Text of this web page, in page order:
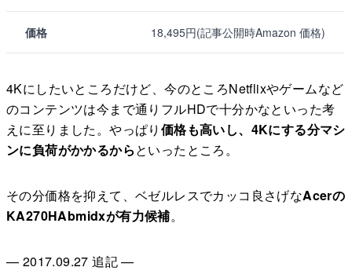
価格 18,495円(記事公開時Amazon 価格)
4Kにしたいところだけど、今のところNetflixやゲームなど
のコンテンツは今まで通りフルHDで十分かなといった考
えに至りました。やっぱり 価格も高いし、4Kにする分マシ
ンに負荷がかかるからといったところ。
その分価格を抑えて、ベゼルレスでカッコ良さげなAcerの
KA270HAbmidxが有力候補。
— 2017.09.27 追記 —